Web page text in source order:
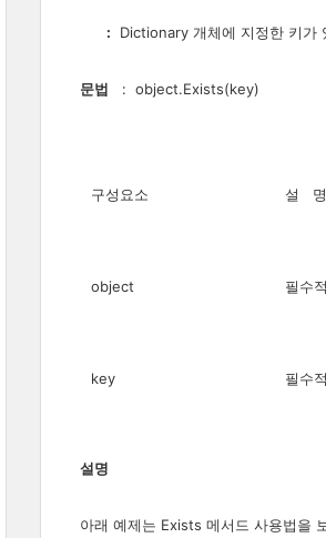
: Dictionary 개체에 지정한 키가
문법 : object.Exists(key)
구성요소 설 명
object 필수
key 필수
설명
아래 예제는 Exists 메서드 사용법을